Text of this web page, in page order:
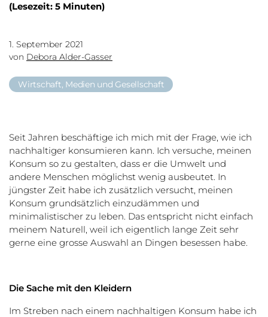
(Lesezeit: 5 Minuten)
1. September 2021
von Debora Alder-Gasser
Wirtschaft, Medien und Gesellschaft
Seit Jahren beschäftige ich mich mit der Frage, wie ich
nachhaltiger konsumieren kann. Ich versuche, meinen
Konsum so zu gestalten, dass er die Umwelt und
andere Menschen möglichst wenig ausbeutet. In
jüngster Zeit habe ich zusätzlich versucht, meinen
Konsum grundsätzlich einzudämmen und
minimalistischer zu leben. Das entspricht nicht einfach
meinem Naturell, weil ich eigentlich lange Zeit sehr
gerne eine grosse Auswahl an Dingen besessen habe.
Die Sache mit den Kleidern
Im Streben nach einem nachhaltigen Konsum habe ich